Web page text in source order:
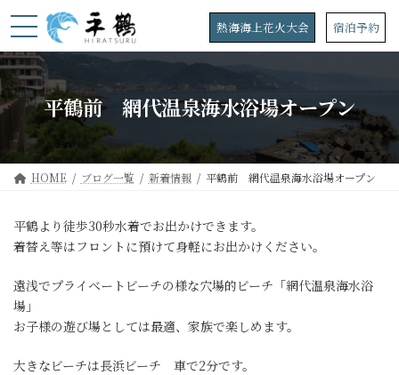
ン
ン
ツ
へ
ス
プ
ビ
ー
シ
ョ
ン
動
熱海海上花火大会 宿泊予約
平鶴前 網代温泉海水浴場オープン
HOME ブログ一覧 新着情報 平鶴前 網代温泉海水浴場オープン
平鶴より徒歩30秒水着でお出かけできます。
着替え等はフロントに預けて身軽にお出かけください。
遠浅でプライベートビーチの様な穴場的ビーチ「網代温泉海水浴
場」
お子様の遊び場としては最適、家族で楽しめます。
大きなビーチは長浜ビーチ 車で2分です。